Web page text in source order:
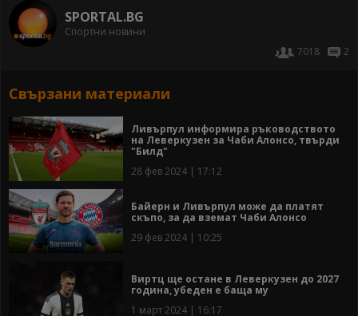
SPORTAL.BG
Спортни новини
7018
2
Свързани материали
Ливърпул информира ръководството
на Леверкузен за Чаби Алонсо, твърди
"Билд"
28 фев 2024 | 17:12
Байерн и Ливърпул може да платят
скъпо, за да вземат Чаби Алонсо
29 фев 2024 | 10:25
Виртц ще остане в Леверкузен до 2027
година, убеден е баща му
1 март 2024 | 16:17